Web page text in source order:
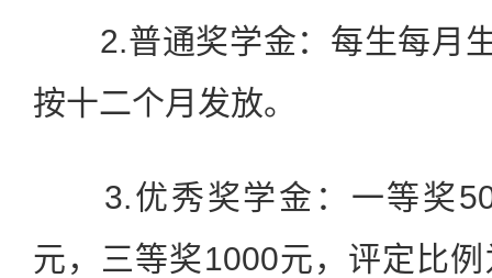
2.普通奖学金：每生每月生
按十二个月发放。
3.优秀奖学金：一等奖
元，三等奖1000元，评定比